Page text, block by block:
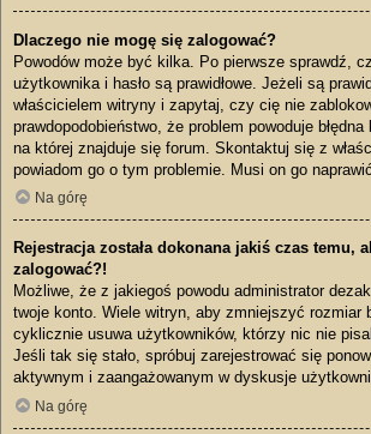
Dlaczego nie mogę się zalogować?
Powodów może być kilka. Po pierwsze sprawdź,
użytkownika i hasło są prawidłowe. Jeżeli są
właścicielem witryny i zapytaj, czy cię nie
prawdopodobieństwo, że problem powoduje błędna
na której znajduje się forum. Skontaktuj się z
powiadom go o tym problemie. Musi on go naprawić.
Na górę
Rejestracja została dokonana jakiś czas temu,
zalogować?!
Możliwe, że z jakiegoś powodu administrator
twoje konto. Wiele witryn, aby zmniejszyć rozmiar
cyklicznie usuwa użytkowników, którzy nic nie
Jeśli tak się stało, spróbuj zarejestrować się
aktywnym i zaangażowanym w dyskusje
Na górę